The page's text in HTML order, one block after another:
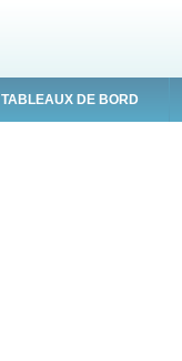
TABLEAUX DE BORD